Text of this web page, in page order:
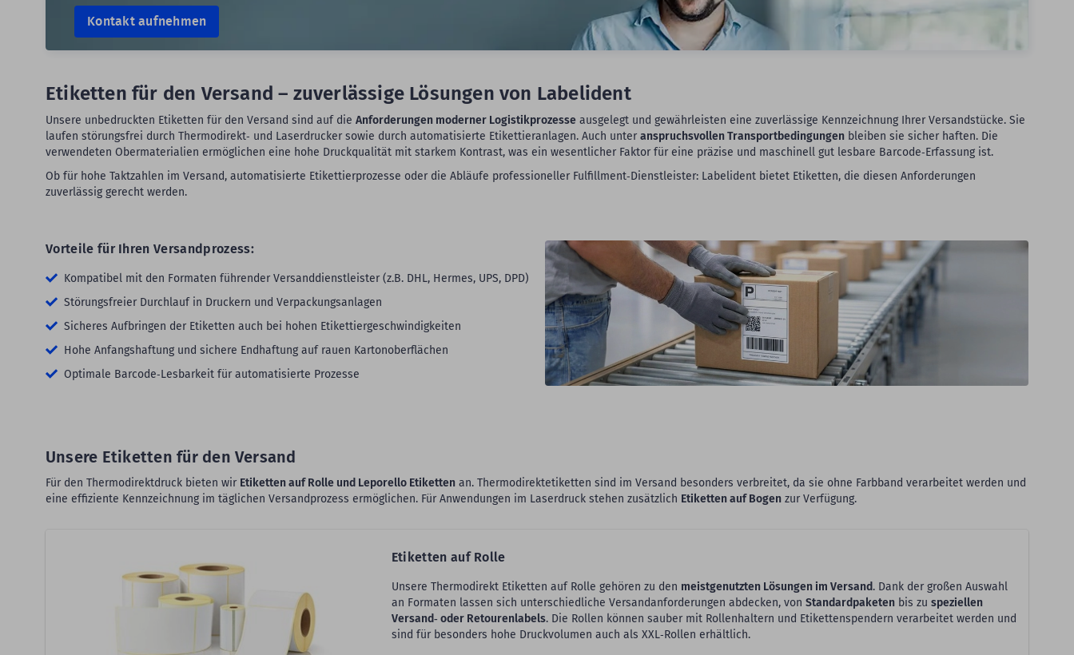
Kontakt aufnehmen
Etiketten für den Versand – zuverlässige Lösungen von Labelident
Unsere unbedruckten Etiketten für den Versand sind auf die Anforderungen moderner Logistikprozesse ausgelegt und gewährleisten eine zuverlässige Kennzeichnung Ihrer Versandstücke. Sie
laufen störungsfrei durch Thermodirekt‑ und Laserdrucker sowie durch automatisierte Etikettieranlagen. Auch unter anspruchsvollen Transportbedingungen bleiben sie sicher haften. Die
verwendeten Obermaterialien ermöglichen eine hohe Druckqualität mit starkem Kontrast, was ein wesentlicher Faktor für eine präzise und maschinell gut lesbare Barcode‑Erfassung ist.
Ob für hohe Taktzahlen im Versand, automatisierte Etikettierprozesse oder die Abläufe professioneller Fulfillment‑Dienstleister: Labelident bietet Etiketten, die diesen Anforderungen
zuverlässig gerecht werden.
Vorteile für Ihren Versandprozess:
Kompatibel mit den Formaten führender Versanddienstleister (z.B. DHL, Hermes, UPS, DPD)
Störungsfreier Durchlauf in Druckern und Verpackungsanlagen
Sicheres Aufbringen der Etiketten auch bei hohen Etikettiergeschwindigkeiten
Hohe Anfangshaftung und sichere Endhaftung auf rauen Kartonoberflächen
Optimale Barcode‑Lesbarkeit für automatisierte Prozesse
Unsere Etiketten für den Versand
Für den Thermodirektdruck bieten wir Etiketten auf Rolle und Leporello Etiketten an. Thermodirektetiketten sind im Versand besonders verbreitet, da sie ohne Farbband verarbeitet werden und
eine effiziente Kennzeichnung im täglichen Versandprozess ermöglichen. Für Anwendungen im Laserdruck stehen zusätzlich Etiketten auf Bogen zur Verfügung.
Etiketten auf Rolle
Unsere Thermodirekt Etiketten auf Rolle gehören zu den meistgenutzten Lösungen im Versand. Dank der großen Auswahl
an Formaten lassen sich unterschiedliche Versandanforderungen abdecken, von Standardpaketenbis zu speziellen
Versand‑ oder Retourenlabels. Die Rollen können sauber mit Rollenhaltern und Etikettenspendern verarbeitet werden und
sind für besonders hohe Druckvolumen auch als XXL‑Rollen erhältlich.